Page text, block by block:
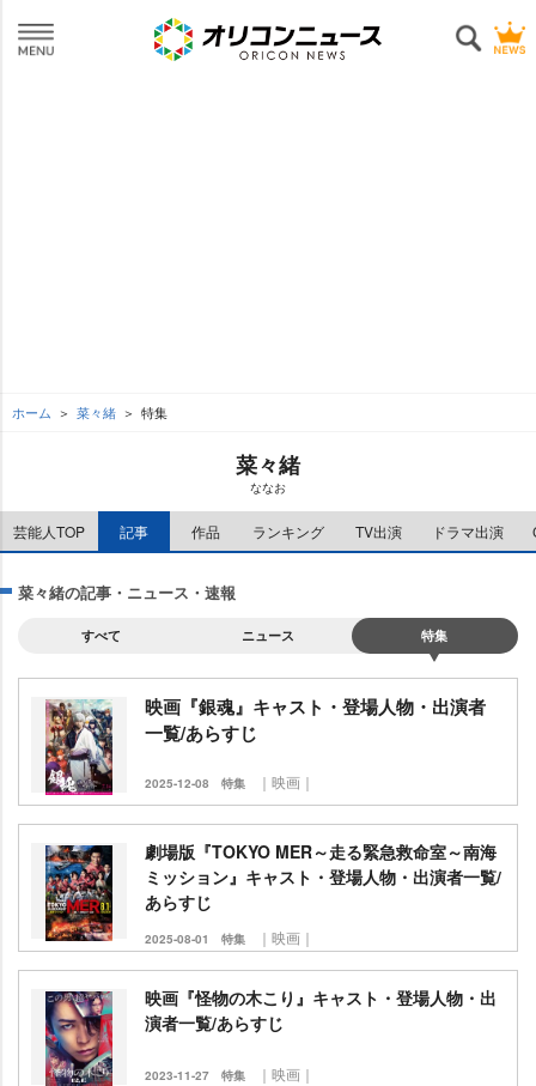
ホーム 菜々緒 特集
菜々緒
ななお
芸能人TOP 記事 作品 ランキング TV出演 ドラマ出演
菜々緒の記事・ニュース・速報
すべて ニュース 特集
映画『銀魂』キャスト・登場人物・出演者
一覧/あらすじ
2025-12-08 特集 ｜映画｜
劇場版『TOKYO MER～走る緊急救命室～南海
ミッション』キャスト・登場人物・出演者一覧/
あらすじ
2025-08-01 特集 ｜映画｜
映画『怪物の木こり』キャスト・登場人物・出
演者一覧/あらすじ
2023-11-27 特集 ｜映画｜